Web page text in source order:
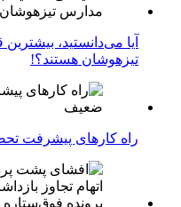
آیا می‌دانستید،
تیزهوشان هستند؟!
راه کارهای پیشرفت